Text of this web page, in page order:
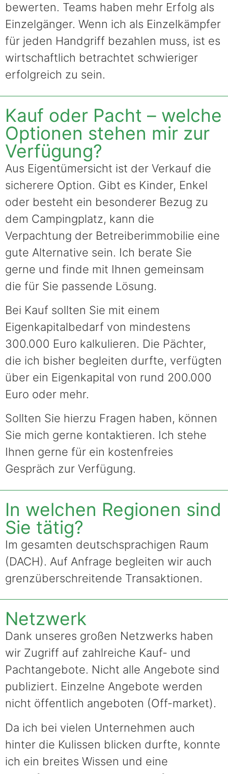
bewerten. Teams haben mehr Erfolg als
Einzelgänger. Wenn ich als Einzelkämpfer
für jeden Handgriff bezahlen muss, ist es
wirtschaftlich betrachtet schwieriger
erfolgreich zu sein.
Kauf oder Pacht – welche
Optionen stehen mir zur
Verfügung?
Aus Eigentümersicht ist der Verkauf die
sicherere Option. Gibt es Kinder, Enkel
oder besteht ein besonderer Bezug zu
dem Campingplatz, kann die
Verpachtung der Betreiberimmobilie eine
gute Alternative sein. Ich berate Sie
gerne und finde mit Ihnen gemeinsam
die für Sie passende Lösung.
Bei Kauf sollten Sie mit einem
Eigenkapitalbedarf von mindestens
300.000 Euro kalkulieren. Die Pächter,
die ich bisher begleiten durfte, verfügten
über ein Eigenkapital von rund 200.000
Euro oder mehr.
Sollten Sie hierzu Fragen haben, können
Sie mich gerne kontaktieren. Ich stehe
Ihnen gerne für ein kostenfreies
Gespräch zur Verfügung.
In welchen Regionen sind
Sie tätig?
Im gesamten deutschsprachigen Raum
(DACH). Auf Anfrage begleiten wir auch
grenzüberschreitende Transaktionen.
Netzwerk
Dank unseres großen Netzwerks haben
wir Zugriff auf zahlreiche Kauf- und
Pachtangebote. Nicht alle Angebote sind
publiziert. Einzelne Angebote werden
nicht öffentlich angeboten (Off-market).
Da ich bei vielen Unternehmen auch
hinter die Kulissen blicken durfte, konnte
ich ein breites Wissen und eine